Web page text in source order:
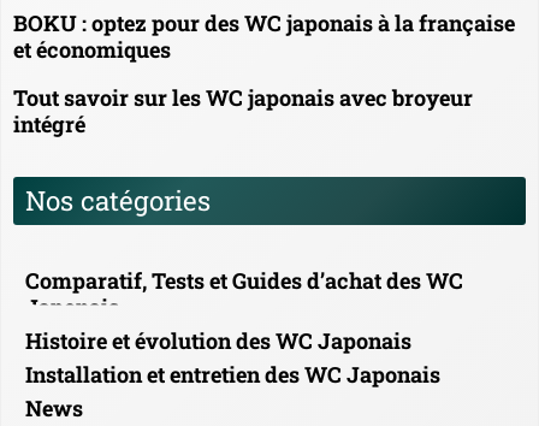
BOKU : optez pour des WC japonais à la française
et économiques
Tout savoir sur les WC japonais avec broyeur
intégré
Nos catégories
Comparatif, Tests et Guides d’achat des WC
Japonais
Histoire et évolution des WC Japonais
Installation et entretien des WC Japonais
News